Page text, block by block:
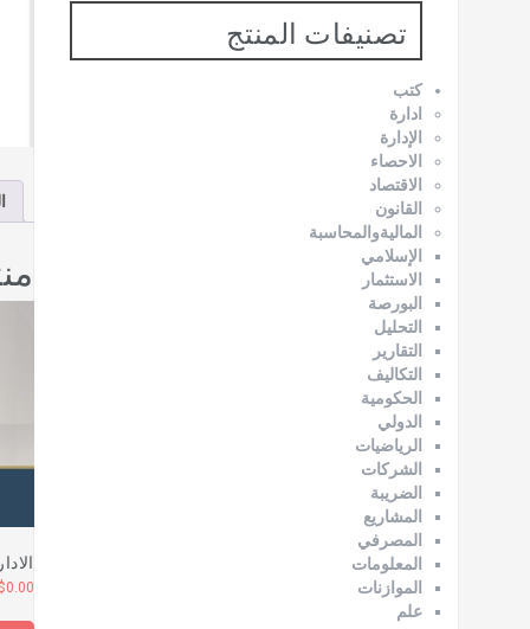
0.00
تصنيفات المنتج
كتب
ادارة
الإدارة
الاحصاء
الاقتصاد
القانون
الماليةوالمحاسبة
الإسلامي
الاستثمار
البورصة
التحليل
التقارير
التكاليف
الحكومية
الدولي
الرياضيات
الشركات
الضريبة
المشاريع
المصرفي
المعلومات
الموازنات
علم